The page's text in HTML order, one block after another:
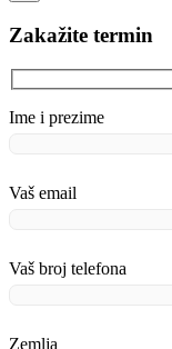
Zakažite termin
Ime i prezime
Vaš email
Vaš broj telefona
Zemlja